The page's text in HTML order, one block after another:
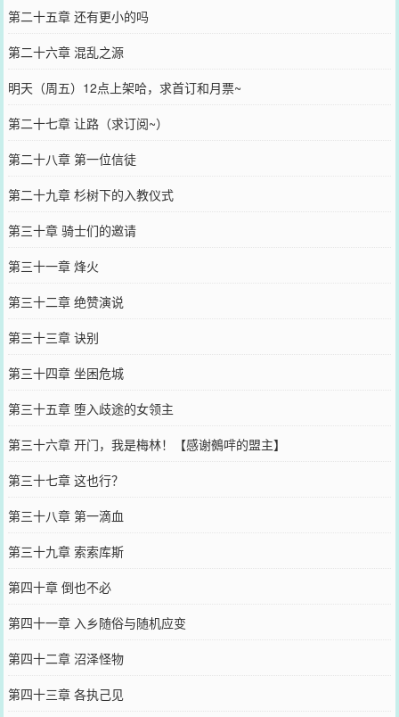
第二十五章 还有更小的吗
第二十六章 混乱之源
明天（周五）12点上架哈，求首订和月票~
第二十七章 让路（求订阅~）
第二十八章 第一位信徒
第二十九章 杉树下的入教仪式
第三十章 骑士们的邀请
第三十一章 烽火
第三十二章 绝赞演说
第三十三章 诀别
第三十四章 坐困危城
第三十五章 堕入歧途的女领主
第三十六章 开门，我是梅林！【感谢鵺哶的盟主】
第三十七章 这也行？
第三十八章 第一滴血
第三十九章 索索库斯
第四十章 倒也不必
第四十一章 入乡随俗与随机应变
第四十二章 沼泽怪物
第四十三章 各执己见